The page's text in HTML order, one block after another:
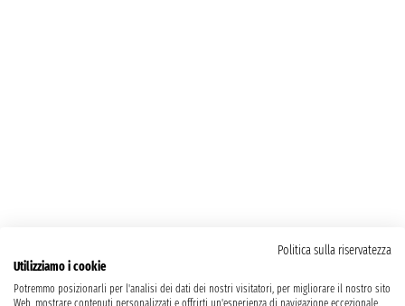
Politica sulla riservatezza
Utilizziamo i cookie
Potremmo posizionarli per l'analisi dei dati dei nostri visitatori, per migliorare il nostro sito
Web, mostrare contenuti personalizzati e offrirti un'esperienza di navigazione eccezionale.